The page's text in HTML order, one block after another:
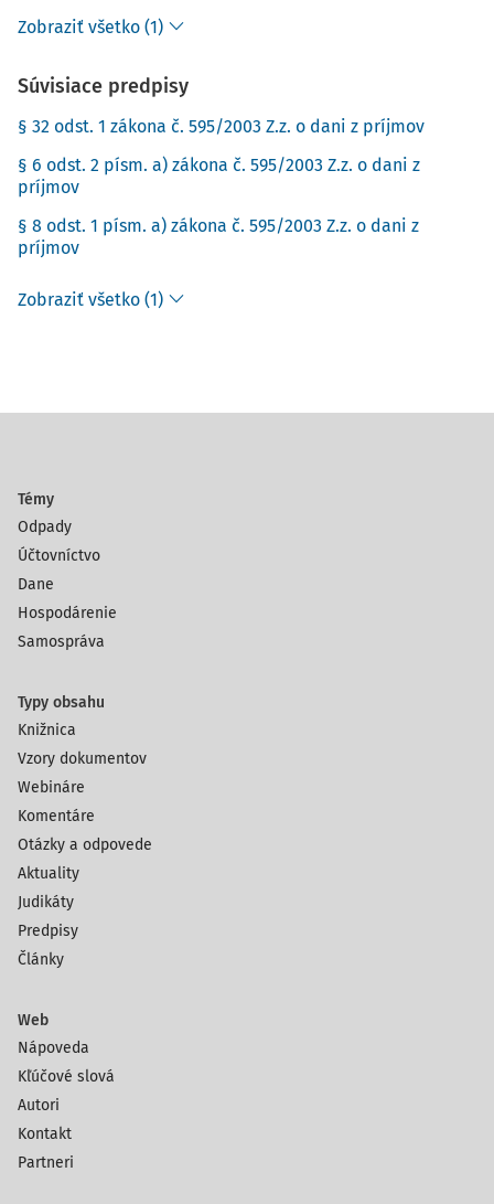
Zobraziť všetko (1)
Súvisiace predpisy
§ 32 odst. 1 zákona č. 595/2003 Z.z. o dani z príjmov
§ 6 odst. 2 písm. a) zákona č. 595/2003 Z.z. o dani z
príjmov
§ 8 odst. 1 písm. a) zákona č. 595/2003 Z.z. o dani z
príjmov
Zobraziť všetko (1)
Témy
Odpady
Účtovníctvo
Dane
Hospodárenie
Samospráva
Typy obsahu
Knižnica
Vzory dokumentov
Webináre
Komentáre
Otázky a odpovede
Aktuality
Judikáty
Predpisy
Články
Web
Nápoveda
Kľúčové slová
Autori
Kontakt
Partneri